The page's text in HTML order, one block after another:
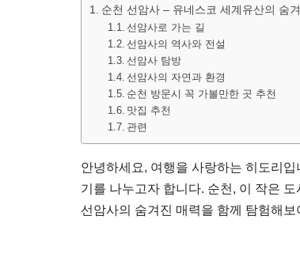
순천 선암사 – 유네스코 세계유산의 숨
선암사로 가는 길
선암사의 역사와 전설
선암사 탐방
선암사의 자연과 환경
순천 방문시 꼭 가볼만한 곳 추천
맛집 추천
관련
안녕하세요, 여행을 사랑하는 히도리
기를 나누고자 합니다. 순천, 이 작은
선암사의 숨겨진 매력을 함께 탐험해보